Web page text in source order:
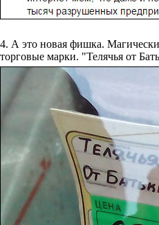
4. А это новая фишка.
торговые марки. "Телячья от